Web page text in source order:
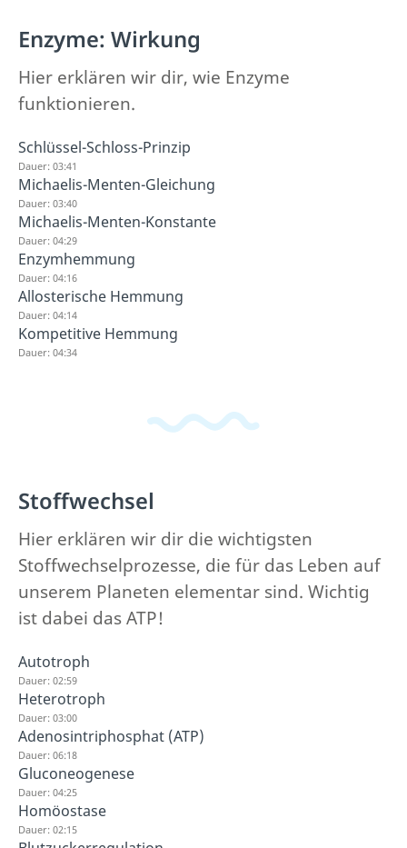
Enzyme: Wirkung
Hier erklären wir dir, wie Enzyme
funktionieren.
Schlüssel-Schloss-Prinzip
Dauer: 03:41
Michaelis-Menten-Gleichung
Dauer: 03:40
Michaelis-Menten-Konstante
Dauer: 04:29
Enzymhemmung
Dauer: 04:16
Allosterische Hemmung
Dauer: 04:14
Kompetitive Hemmung
Dauer: 04:34
Stoffwechsel
Hier erklären wir dir die wichtigsten
Stoffwechselprozesse, die für das Leben auf
unserem Planeten elementar sind. Wichtig
ist dabei das ATP!
Autotroph
Dauer: 02:59
Heterotroph
Dauer: 03:00
Adenosintriphosphat (ATP)
Dauer: 06:18
Gluconeogenese
Dauer: 04:25
Homöostase
Dauer: 02:15